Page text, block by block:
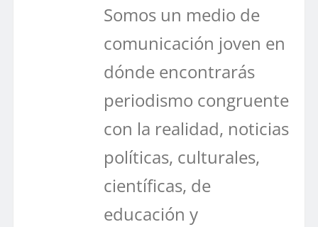
Somos un medio de
comunicación joven en
dónde encontrarás
periodismo congruente
con la realidad, noticias
políticas, culturales,
científicas, de
educación y